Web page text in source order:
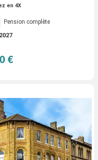
en 4X
Pension complète
€